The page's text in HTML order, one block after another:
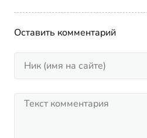
Оставить комментарий